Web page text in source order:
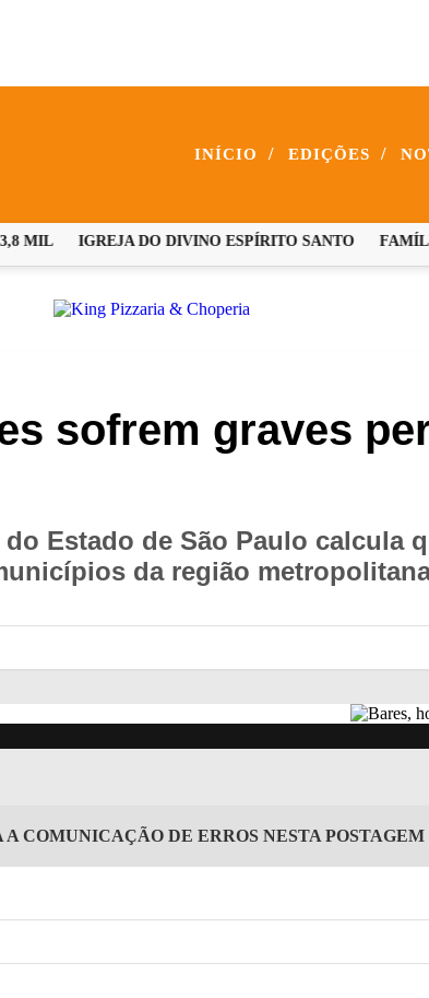
INÍCIO / EDIÇÕES /
IGREJA DO DIVINO ESPÍRITO SANTO FAMÍLIAS
sofrem graves
Estado de São Paulo calcula
da região
A COMUNICAÇÃO DE ERROS NESTA POSTAGEM